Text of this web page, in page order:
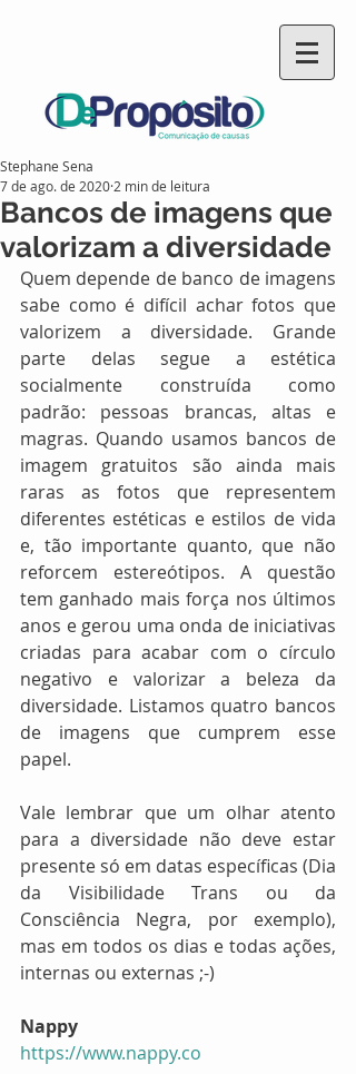
Bancos de imagens que
valorizam a diversidade
Stephane Sena
7 de ago. de 2020 2 min de leitura
Quem depende de banco de imagens
sabe como é difícil achar fotos que
valorizem a diversidade. Grande
parte delas segue a estética
socialmente construída como
padrão: pessoas brancas, altas e
magras. Quando usamos bancos de
imagem gratuitos são ainda mais
raras as fotos que representem
diferentes estéticas e estilos de vida
e, tão importante quanto, que não
reforcem estereótipos. A questão
tem ganhado mais força nos últimos
anos e gerou uma onda de iniciativas
criadas para acabar com o círculo
negativo e valorizar a beleza da
diversidade. Listamos quatro bancos
de imagens que cumprem esse
papel.
Vale lembrar que um olhar atento
para a diversidade não deve estar
presente só em datas específicas (Dia
da Visibilidade Trans ou da
Consciência Negra, por exemplo),
mas em todos os dias e todas ações,
internas ou externas ;-)
Nappy
https://www.nappy.co